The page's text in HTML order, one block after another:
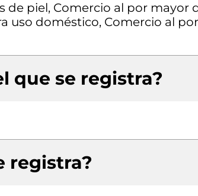
de piel, Comercio al por mayor
uso doméstico, Comercio al por
que se registra?
registra?